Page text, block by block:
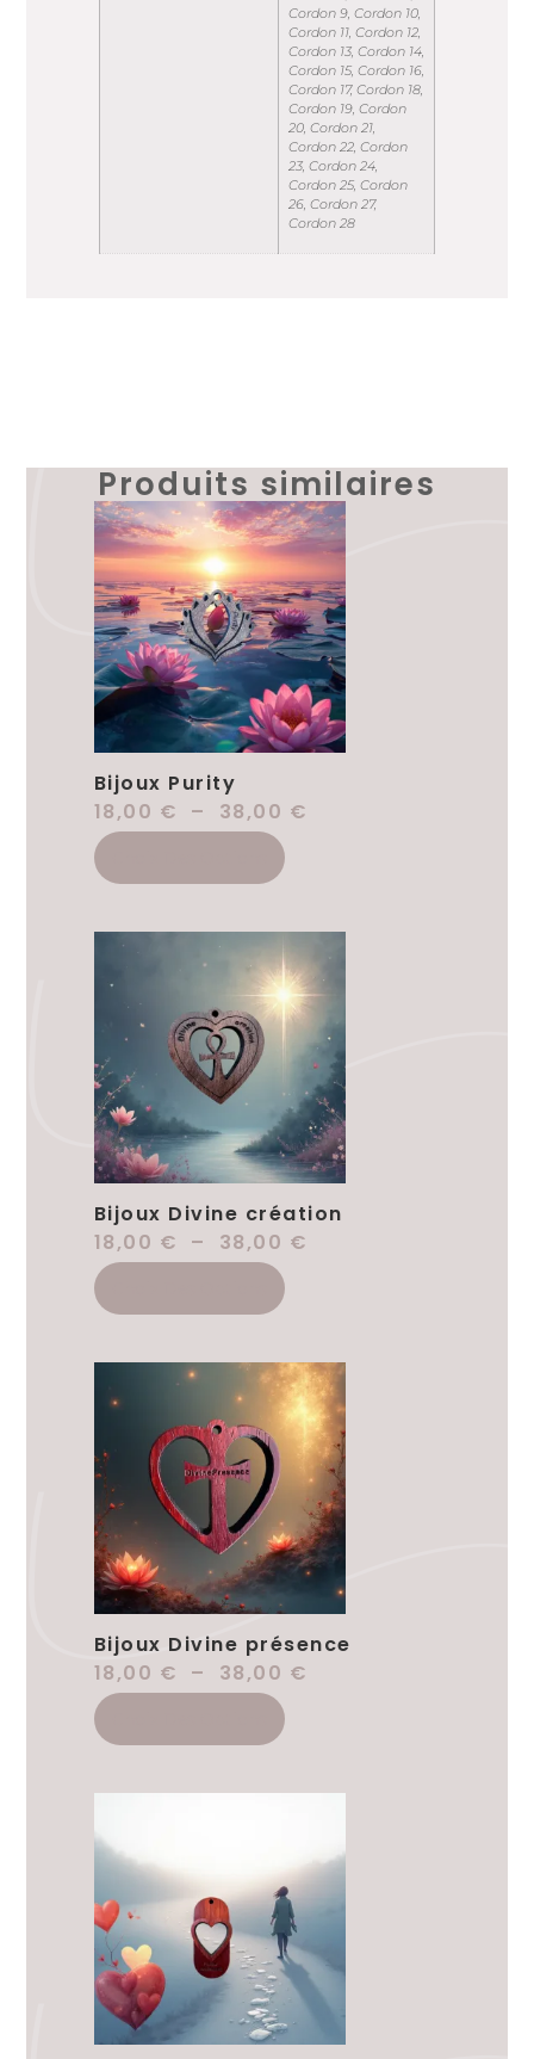
Cordon 9, Cordon 10,
Cordon 11, Cordon 12,
Cordon 13, Cordon 14,
Cordon 15, Cordon 16,
Cordon 17, Cordon 18,
Cordon 19, Cordon
20, Cordon 21,
Cordon 22, Cordon
23, Cordon 24,
Cordon 25, Cordon
26, Cordon 27,
Cordon 28
Produits similaires
Bijoux Purity
18,00 € – 38,00 €
Bijoux Divine création
18,00 € – 38,00 €
Bijoux Divine présence
18,00 € – 38,00 €